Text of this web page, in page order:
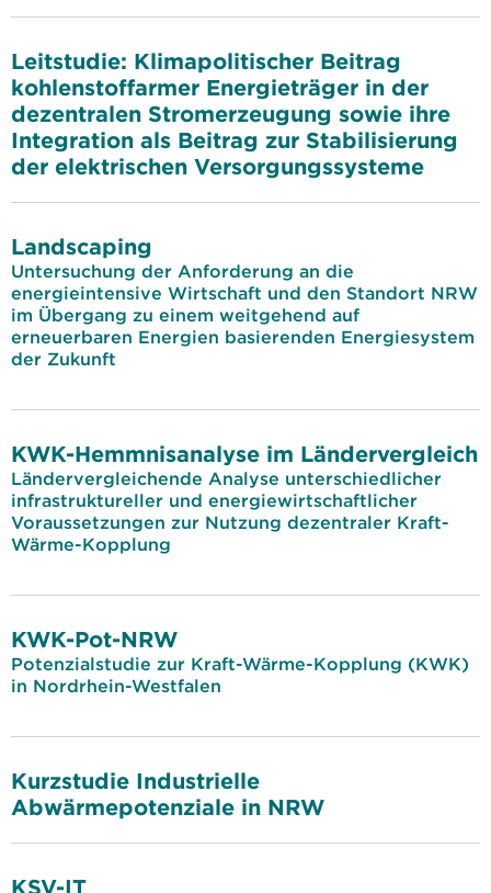
Leitstudie: Klimapolitischer Beitrag
kohlenstoffarmer Energieträger in der
dezentralen Stromerzeugung sowie ihre
Integration als Beitrag zur Stabilisierung
der elektrischen Versorgungssysteme
Landscaping
Untersuchung der Anforderung an die
energieintensive Wirtschaft und den Standort NRW
im Übergang zu einem weitgehend auf
erneuerbaren Energien basierenden Energiesystem
der Zukunft
KWK-Hemmnisanalyse im Ländervergleich
Ländervergleichende Analyse unterschiedlicher
infrastruktureller und energiewirtschaftlicher
Voraussetzungen zur Nutzung dezentraler Kraft-
Wärme-Kopplung
KWK-Pot-NRW
Potenzialstudie zur Kraft-Wärme-Kopplung (KWK)
in Nordrhein-Westfalen
Kurzstudie Industrielle
Abwärmepotenziale in NRW
KSV-IT